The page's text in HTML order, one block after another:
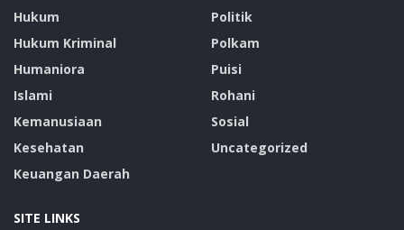
Hukum
Hukum Kriminal
Humaniora
Islami
Kemanusiaan
Kesehatan
Keuangan Daerah
Politik
Polkam
Puisi
Rohani
Sosial
Uncategorized
SITE LINKS